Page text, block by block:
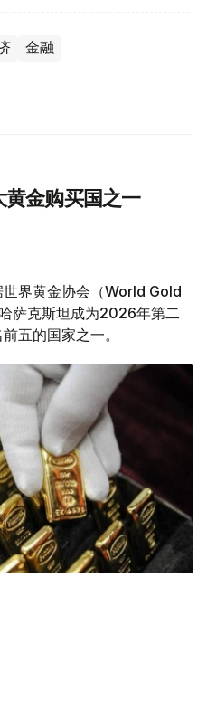
金融
金购买国之一
世界黄金协会（World Gold
萨克斯坦成为2026年第二
五的国家之一。